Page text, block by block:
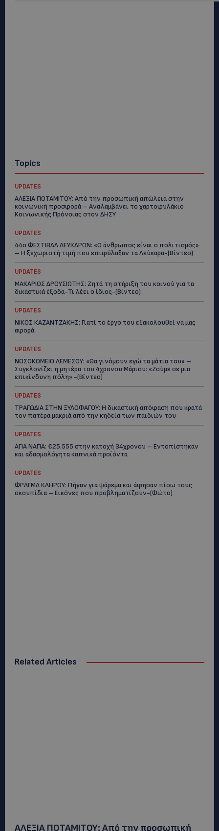
Topics
UPDATES
ΑΛΕΞΙΑ ΠΟΤΑΜΙΤΟΥ: Από την προσωπική απώλεια στην
κοινωνική προσφορά – Αναλαμβάνει το χαρτοφυλάκιο
Κοινωνικής Πρόνοιας στον ΔΗΣΥ
UPDATES
44ο ΦΕΣΤΙΒΑΛ ΛΕΥΚΑΡΩΝ: «Ο άνθρωπος είναι ο πολιτισμός»
– Η ξεχωριστή τιμή που επιφύλαξαν τα Λεύκαρα-(Βίντεο)
UPDATES
ΜΑΚΑΡΙΟΣ ΔΡΟΥΣΙΩΤΗΣ: Ζητά τη στήριξη του κοινού για τα
δικαστικά έξοδα-Τι λέει ο ίδιος-(Βίντεο)
UPDATES
ΝΙΚΟΣ ΚΑΖΑΝΤΖΑΚΗΣ: Γιατί το έργο του εξακολουθεί να μας
αφορά
UPDATES
ΝΟΣΟΚΟΜΕΙΟ ΛΕΜΕΣΟΥ: «Θα γινόμουν εγώ τα μάτια του» –
Συγκλονίζει η μητέρα του 4χρονου Μάριου: «Ζούμε σε μια
επικίνδυνη πόλη» -(Βίντεο)
UPDATES
ΤΡΑΓΩΔΙΑ ΣΤΗΝ ΞΥΛΟΦΑΓΟΥ: Η δικαστική απόφαση που κρατά
τον πατέρα μακριά από την κηδεία των παιδιών του
UPDATES
ΑΓΙΑ ΝΑΠΑ: €25.555 στην κατοχή 34χρονου – Εντοπίστηκαν
και αδασμολόγητα καπνικά προϊόντα
UPDATES
ΦΡΑΓΜΑ ΚΛΗΡΟΥ: Πήγαν για ψάρεμα και άφησαν πίσω τους
σκουπίδια – Εικόνες που προβληματίζουν-(Φώτο)
Related Articles
ΑΛΕΞΙΑ ΠΟΤΑΜΙΤΟΥ: Από την προσωπική